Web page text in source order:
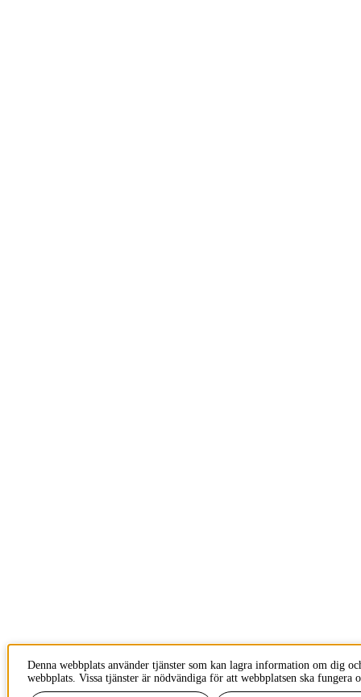
Denna webbplats använder tjänster som kan lagra information om dig
webbplats. Vissa tjänster är nödvändiga för att webbplatsen ska fungera